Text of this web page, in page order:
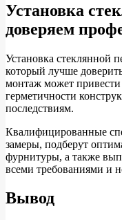
Установка
доверяем
Установка стеклянной
который лучше
монтаж может
герметичности
последствиям.
Квалифицированные
замеры, подберут
фурнитуры, а также
всеми требованиями и
Вывод